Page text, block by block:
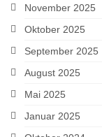
November 2025
Oktober 2025
September 2025
August 2025
Mai 2025
Januar 2025